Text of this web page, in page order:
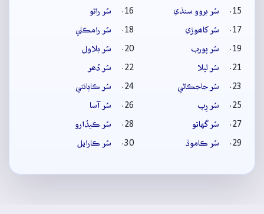
سُر بروو سنڌي
سُر راڻو
سُر کاھوڙي
سُر رامڪلي
سُر پورب
سُر بلاول
سُر ليلا
سُر ڏھر
سُر جاجڪاڻي
سُر ڪاپائتي
سُر رِپ
سُر آسا
سُر گهاتو
سُر ڪيڏارو
سُر ڪاموڏ
سُر ڪارايل